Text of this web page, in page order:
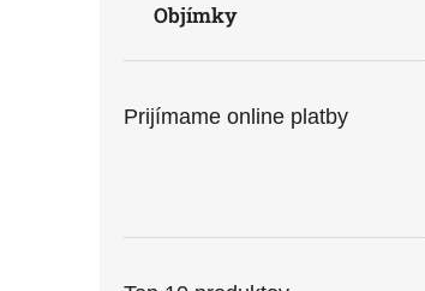
Objímky
Prijímame online platby